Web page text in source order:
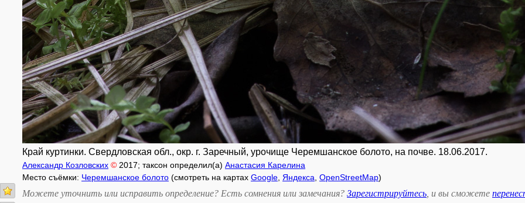
Край куртинки. Свердловская обл., окр. г. Заречный, урочище Черемшанское болото, на почве. 18.06.2017.
Александр Козловских © 2017; таксон определил(а) Анастасия Карелина
Место съёмки: Черемшанское болото (смотреть на картах Google Яндекса OpenStreetMap)
Можете уточнить или исправить определение? Есть сомнения или замечания? Зарегистрируйтесь , и вы сможете